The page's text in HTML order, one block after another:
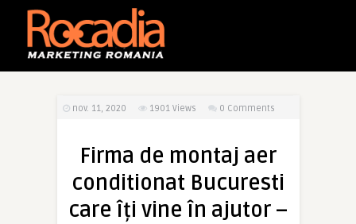
nov. 11, 2020 1901 Views 0 Comments
Firma de montaj aer
conditionat Bucuresti
care îți vine în ajutor –